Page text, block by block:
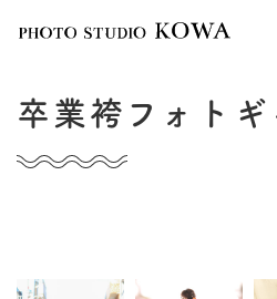
撮影メニ
ブログ
卒業袴 フォト